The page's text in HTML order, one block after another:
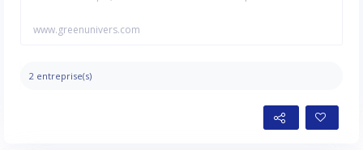
www.greenunivers.com
2 entreprise(s)